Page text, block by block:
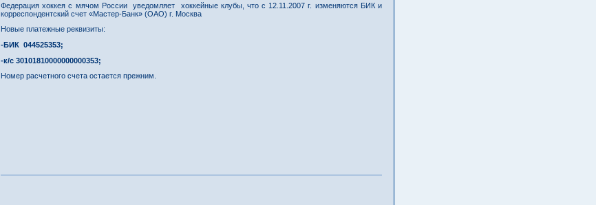
Федерация хоккея с мячом России уведомляет хоккейные клубы, что с 12.11.2007 г. изменяются БИК и
корреспондентский счет «Мастер-Банк» (ОАО) г. Москва
Новые платежные реквизиты:
-БИК 044525353;
-к/с 30101810000000000353;
Номер расчетного счета остается прежним.